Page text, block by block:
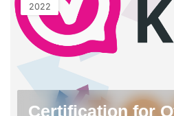
2022
Certification for